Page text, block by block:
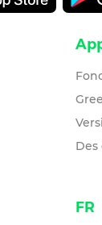
Des
FR